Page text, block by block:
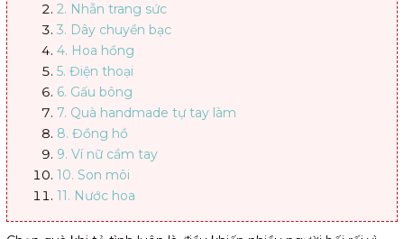
2. Nhẫn trang sức
3. Dây chuyền bạc
4. Hoa hồng
5. Điện thoại
6. Gấu bông
7. Quà handmade tự tay làm
8. Đồng hồ
9. Ví nữ cầm tay
10. Son môi
11. Nước hoa